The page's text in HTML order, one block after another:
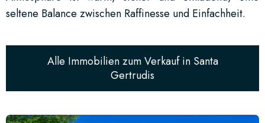
seltene Balance zwischen Raffinesse und Einfachheit.
Alle Immobilien zum Verkauf in Santa
Gertrudis